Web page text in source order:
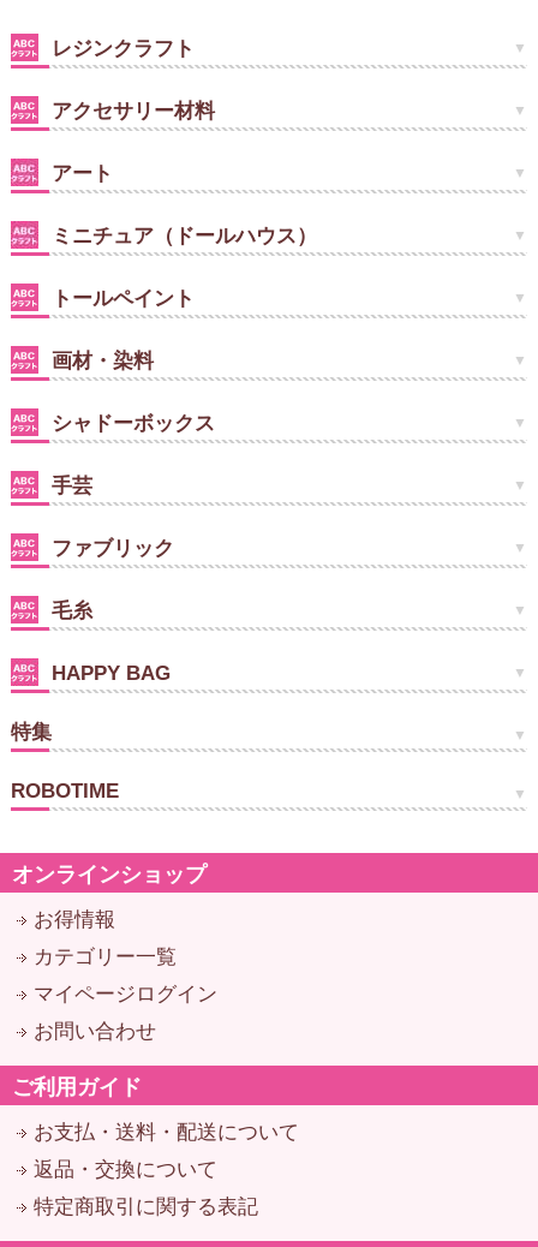
レジンクラフト
アクセサリー材料
アート
ミニチュア（ドールハウス）
トールペイント
画材・染料
シャドーボックス
手芸
ファブリック
毛糸
HAPPY BAG
特集
ROBOTIME
オンラインショップ
お得情報
カテゴリー一覧
マイページログイン
お問い合わせ
ご利用ガイド
お支払・送料・配送について
返品・交換について
特定商取引に関する表記